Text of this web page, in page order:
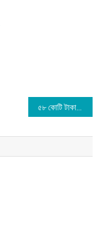
৫৮ কোটি টাকায় বিক্রি হলো মোহাম্মদ আলীর চ্যাম্পিয়নশিপ বেল্ট